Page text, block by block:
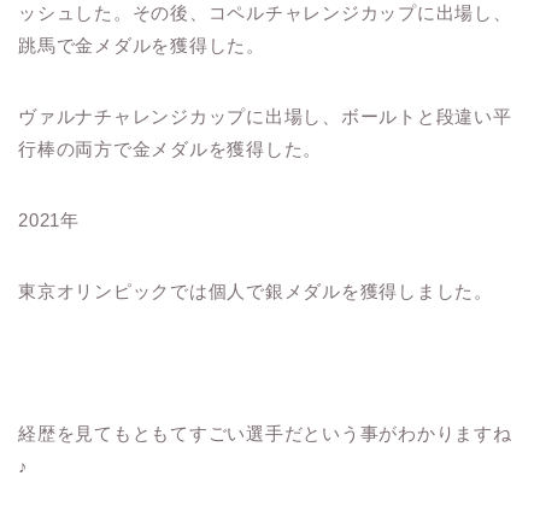
ッシュした。その後、コペルチャレンジカップに出場し、
跳馬で金メダルを獲得した。
ヴァルナチャレンジカップに出場し、ボールトと段違い平
行棒の両方で金メダルを獲得した。
2021年
東京オリンピックでは個人で銀メダルを獲得しました。
経歴を見てもともてすごい選手だという事がわかりますね
♪